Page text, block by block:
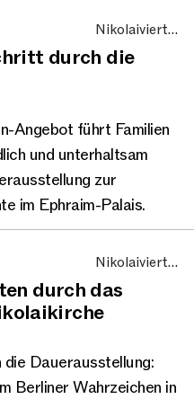
Nikolaiviertel,
Führung, Familie und
durch die
Angebot führt Familien
und unterhaltsam
zur
im Ephraim-Palais.
Nikolaiviertel,
durch das
die Dauerausstellung:
Berliner Wahrzeichen in